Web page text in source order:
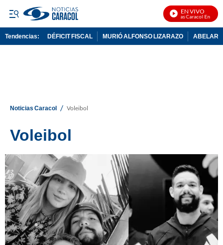
EN VIVO
Noticias Caracol En Vivo
Tendencias: DÉFICIT FISCAL MURIÓ ALFONSO LIZARAZO
Noticias Caracol / Voleibol
Voleibol